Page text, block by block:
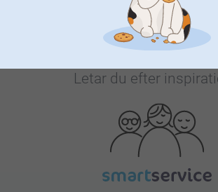
Letar du efter